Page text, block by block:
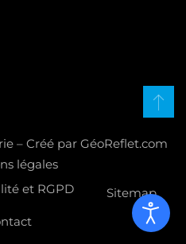
– Créé par GéoReflet.com
légales
et RGPD
Sitemap